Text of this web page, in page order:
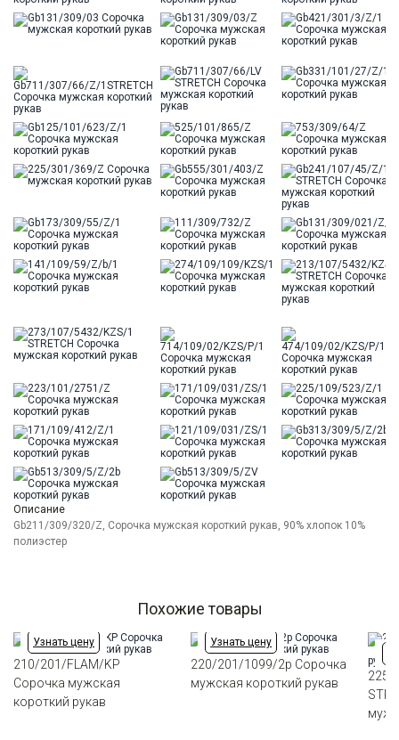
Описание
Gb211/309/320/Z, Сорочка мужская короткий рукав, 90% хлопок 10%
полиэстер
Похожие товары
Узнать цену
210/201/FLAM/KP
Сорочка мужская
короткий рукав
Узнать цену
220/201/1099/2p Сорочка
мужская короткий рукав
225/